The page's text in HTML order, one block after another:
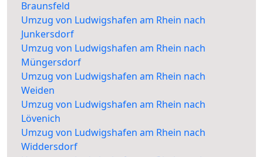
Braunsfeld
Umzug von Ludwigshafen am Rhein nach
Junkersdorf
Umzug von Ludwigshafen am Rhein nach
Müngersdorf
Umzug von Ludwigshafen am Rhein nach
Weiden
Umzug von Ludwigshafen am Rhein nach
Lövenich
Umzug von Ludwigshafen am Rhein nach
Widdersdorf